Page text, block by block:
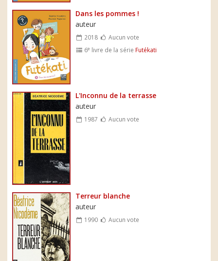
Dans les pommes !
auteur
2018
Aucun vote
6e livre de la série Futékati
L'Inconnu de la terrasse
auteur
1987 Aucun vote
Terreur blanche
auteur
1990 Aucun vote